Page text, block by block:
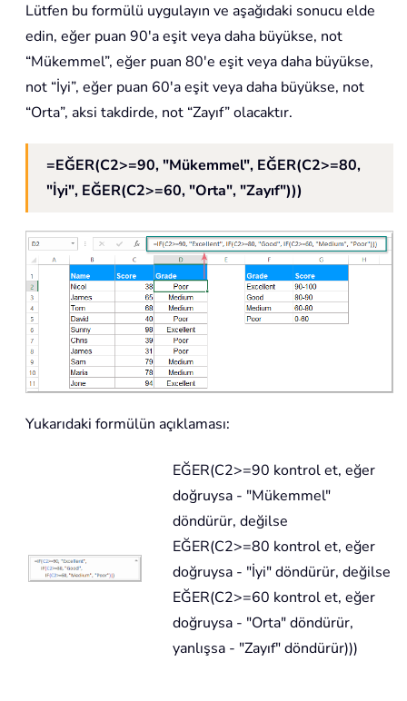
Lütfen bu formülü uygulayın ve aşağıdaki sonucu elde
edin, eğer puan 90'a eşit veya daha büyükse, not
“Mükemmel”, eğer puan 80'e eşit veya daha büyükse,
not “İyi”, eğer puan 60'a eşit veya daha büyükse, not
“Orta”, aksi takdirde, not “Zayıf” olacaktır.
=EĞER(C2>=90, "Mükemmel", EĞER(C2>=80,
"İyi", EĞER(C2>=60, "Orta", "Zayıf")))
Yukarıdaki formülün açıklaması:
EĞER(C2>=90 kontrol et, eğer
doğruysa - "Mükemmel"
döndürür, değilse
EĞER(C2>=80 kontrol et, eğer
doğruysa - "İyi" döndürür, değilse
EĞER(C2>=60 kontrol et, eğer
doğruysa - "Orta" döndürür,
yanlışsa - "Zayıf" döndürür)))